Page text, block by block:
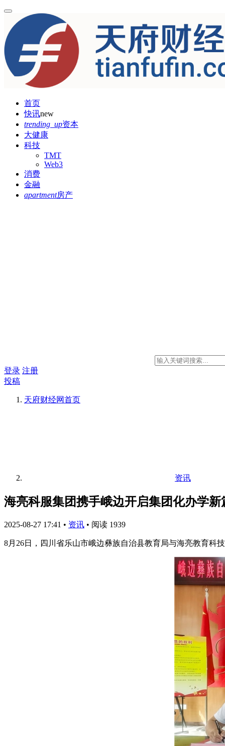
首页
快讯new
trending_up资本
大健康
科技
TMT
Web3
消费
金融
apartment房产
登录 注册
投稿
天府财经网首页
资讯
海亮科服集团携手峨边开启集团化办学新
2025-08-27 17:41 • 资讯 • 阅读 1939
8月26日，四川省乐山市峨边彝族自治县教育局与海亮教育科